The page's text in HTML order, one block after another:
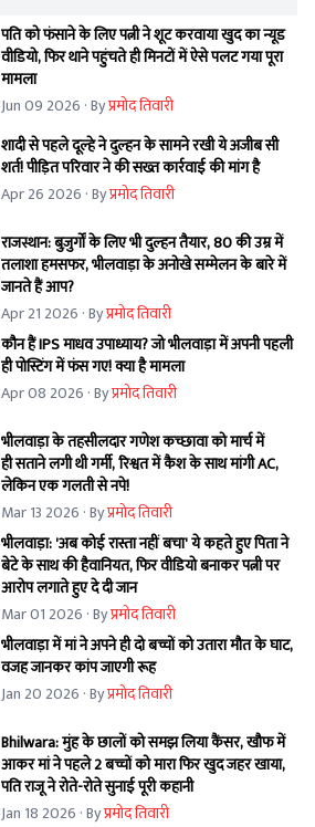
पति को फंसाने के लिए पत्नी ने शूट करवाया खुद का न्यूड
वीडियो, फिर थाने पहुंचते ही मिनटों में ऐसे पलट गया पूरा
मामला
Jun 09 2026 · Byप्रमोद तिवारी
शादी से पहले दूल्हे ने दुल्हन के सामने रखी ये अजीब सी
शर्त! पीड़ित परिवार ने की सख्त कार्रवाई की मांग है
Apr 26 2026 · Byप्रमोद तिवारी
राजस्थान: बुज़ुर्गों के लिए भी दुल्हन तैयार, 80 की उम्र में
तलाशा हमसफर, भीलवाड़ा के अनोखे सम्मेलन के बारे में
जानते हैं आप?
Apr 21 2026 · Byप्रमोद तिवारी
कौन हैं IPS माधव उपाध्याय? जो भीलवाड़ा में अपनी पहली
ही पोस्टिंग में फंस गए! क्या है मामला
Apr 08 2026 · Byप्रमोद तिवारी
भीलवाड़ा के तहसीलदार गणेश कच्छावा को मार्च में
ही सताने लगी थी गर्मी, रिश्वत में कैश के साथ मांगी AC,
लेकिन एक गलती से नपे!
Mar 13 2026 · Byप्रमोद तिवारी
भीलवाड़ा: 'अब कोई रास्ता नहीं बचा' ये कहते हुए पिता ने
बेटे के साथ की हैवानियत, फिर वीडियो बनाकर पत्नी पर
आरोप लगाते हुए दे दी जान
Mar 01 2026 · Byप्रमोद तिवारी
भीलवाड़ा में मां ने अपने ही दो बच्चों को उतारा मौत के घाट,
वजह जानकर कांप जाएगी रूह
Jan 20 2026 · Byप्रमोद तिवारी
Bhilwara: मुंह के छालों को समझ लिया कैंसर, खौफ में
आकर मां ने पहले 2 बच्चों को मारा फिर खुद जहर खाया,
पति राजू ने रोते-रोते सुनाई पूरी कहानी
Jan 18 2026 · Byप्रमोद तिवारी